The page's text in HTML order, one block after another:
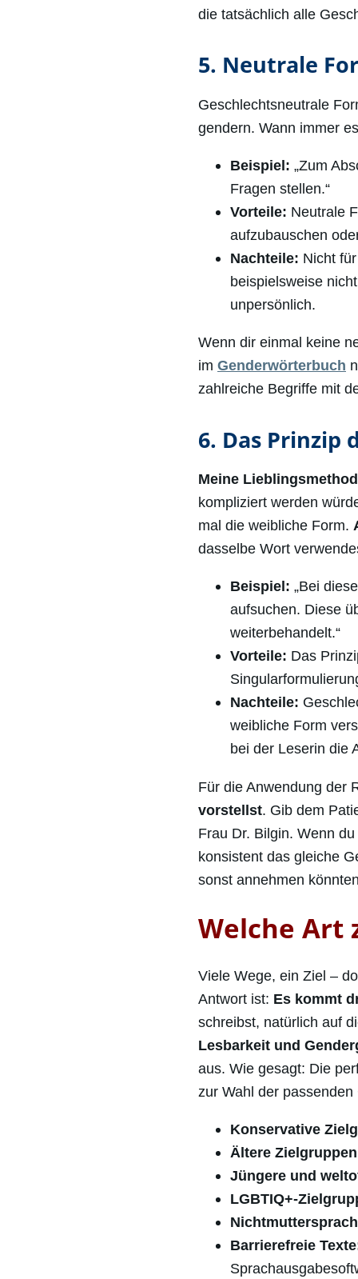
die tatsächlich alle
5. Neutrale
Geschlechtsneutrale
gendern. Wann immer
Beispiel: „Zum
Fragen stellen.“
Vorteile: Neutrale
aufzubauschen
Nachteile: Nicht
beispielsweise
unpersönlich.
Wenn dir einmal keine
im Genderwörterbuch
zahlreiche Begriffe mit
6. Das Prinzip
Meine
kompliziert werden
mal die weibliche Form.
dasselbe Wort
Beispiel: „Bei
aufsuchen. Diese
weiterbehandelt.“
Vorteile: Das
Nachteile:
weibliche Form
bei der Leserin die
Für die Anwendung der
vorstellst. Gib dem
Frau Dr. Bilgin. Wenn
konsistent das gleiche
sonst annehmen
Welche Art
Viele Wege, ein Ziel –
Antwort ist: Es kommt
schreibst, natürlich auf
Lesbarkeit und
aus. Wie gesagt: Die
zur Wahl der
Konservative
Ältere
Jüngere und
LGBTIQ+-
Barrierefreie